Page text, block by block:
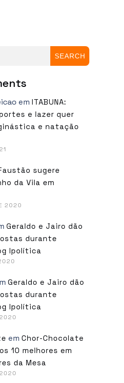
SEARCH
emITABUNA:
e lazer quer
e natação
sugere
da Vila em
2020
Geraldo e Jairo dão
durante
Ipolítica
Geraldo e Jairo dão
durante
Ipolítica
emChor-Chocolate
10 melhores em
da Mesa